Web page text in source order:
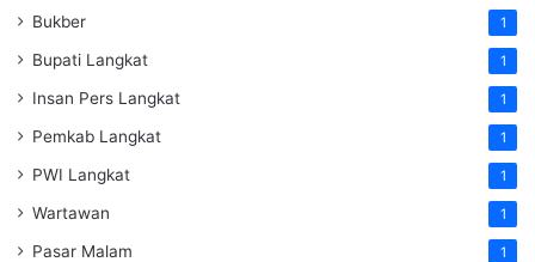
Bukber 1
Bupati Langkat 1
Insan Pers Langkat 1
Pemkab Langkat 1
PWI Langkat 1
Wartawan 1
Pasar Malam 1